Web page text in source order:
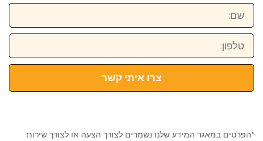
שם:
טלפון:
צרו איתי קשר
*הפרטים במאגר המידע שלנו נשמרים לצורך הצעה או לצורך שירות